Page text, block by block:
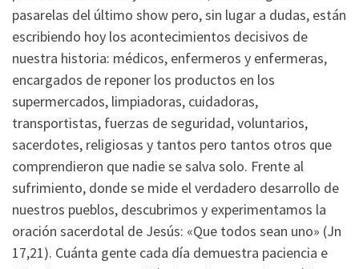
pasarelas del último show pero, sin lugar a dudas, están
escribiendo hoy los acontecimientos decisivos de
nuestra historia: médicos, enfermeros y enfermeras,
encargados de reponer los productos en los
supermercados, limpiadoras, cuidadoras,
transportistas, fuerzas de seguridad, voluntarios,
sacerdotes, religiosas y tantos pero tantos otros que
comprendieron que nadie se salva solo. Frente al
sufrimiento, donde se mide el verdadero desarrollo de
nuestros pueblos, descubrimos y experimentamos la
oración sacerdotal de Jesús: «Que todos sean uno» (Jn
17,21). Cuánta gente cada día demuestra paciencia e